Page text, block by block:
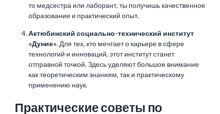
то медсестра или лаборант, ты получишь качественное
образование и практический опыт.
Актюбинский социально-технический институт
«Дуние». Для тех, кто мечтает о карьере в сфере
технологий и инноваций, этот институт станет
отправной точкой. Здесь уделяют большое внимание
как теоретическим знаниям, так и практическому
применению наук.
Практические советы по